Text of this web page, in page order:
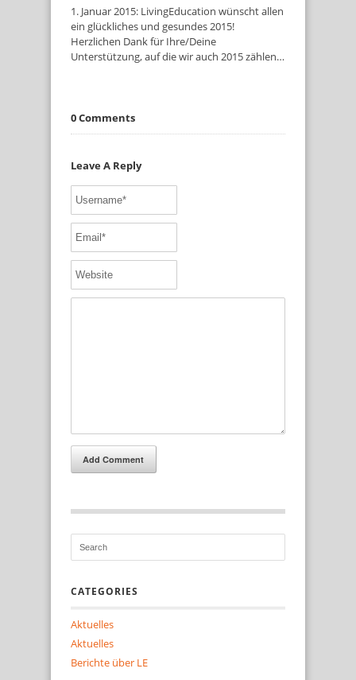
1. Januar 2015: LivingEducation wünscht allen
ein glückliches und gesundes 2015!
Herzlichen Dank für Ihre/Deine
Unterstützung, auf die wir auch 2015 zählen…
0 Comments
Leave A Reply
Add Comment
CATEGORIES
Aktuelles
Aktuelles
Berichte über LE